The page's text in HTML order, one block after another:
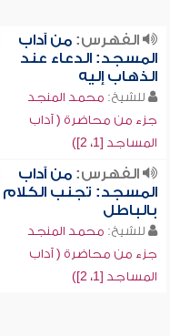
الفهرس:من آداب
المسجد: الدعاء عند
الذهاب إليه
للشيخ: محمد المنجد
جزء من محاضرة ( آداب
المساجد [1، 2])
الفهرس:من آداب
المسجد: تجنب الكلام
بالباطل
للشيخ: محمد المنجد
جزء من محاضرة ( آداب
المساجد [1، 2])